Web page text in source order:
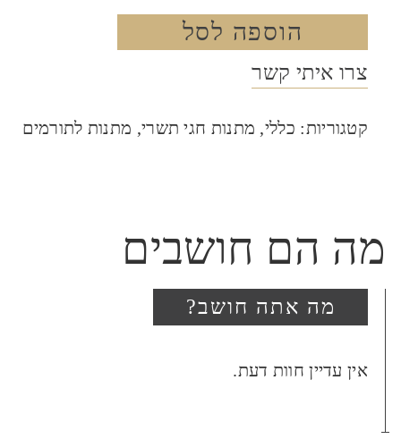
הוספה לסל
צרו איתי קשר
קטגוריות: כללי, מתנות חגי תשרי, מתנות לתורמים
מה הם חושבים
מה אתה חושב?
היה הראשון לכתוב סקירה
אין עדיין חוות דעת.